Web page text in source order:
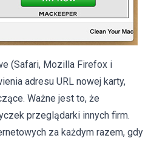
(Safari, Mozilla Firefox i
adresu URL nowej karty,
Ważne jest to, że
przeglądarki innych firm.
za każdym razem, gdy